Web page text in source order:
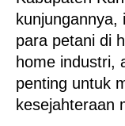
kunjungannya,
para petani di
home industri,
penting untuk
kesejahteraan